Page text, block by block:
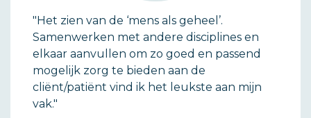
"Het zien van de ‘mens als geheel’.
Samenwerken met andere disciplines en
elkaar aanvullen om zo goed en passend
mogelijk zorg te bieden aan de
cliënt/patiënt vind ik het leukste aan mijn
vak."